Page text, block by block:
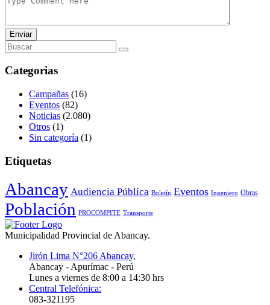
Enviar
Categorias
Campañas (16)
Eventos (82)
Noticias (2.080)
Otros (1)
Sin categoría (1)
Etiquetas
Abancay Audiencia Pública Boletín Eventos Ingeniero Obras
Población PROCOMPITE Transporte
Municipalidad Provincial de Abancay.
Jirón Lima N°206 Abancay,
Abancay - Apurímac - Perú
Lunes a viernes de 8:00 a 14:30 hrs
Central Telefónica:
083-321195